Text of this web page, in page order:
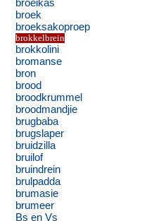
broeikas
broek
broeksakoproep
brokkelbrein
brokkolini
bromanse
bron
brood
broodkrummel
broodmandjie
brugbaba
brugslaper
bruidzilla
bruilof
bruindrein
brulpadda
brumasie
brumeer
Bs en Vs